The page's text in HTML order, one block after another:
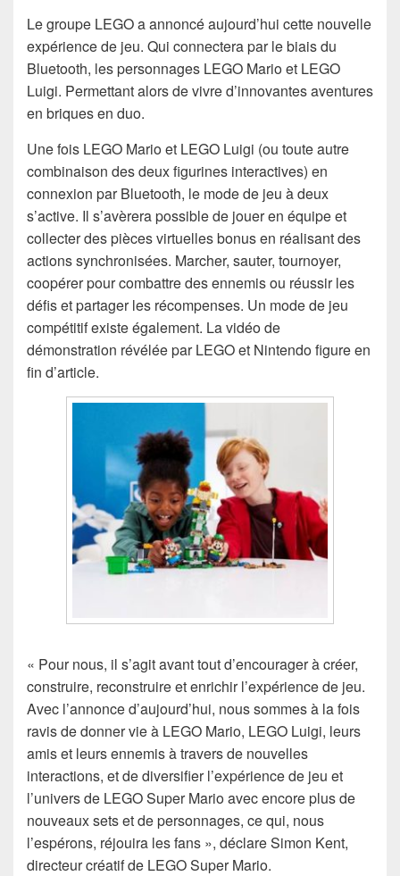
Le groupe LEGO a annoncé aujourd’hui cette nouvelle
expérience de jeu. Qui connectera par le biais du
Bluetooth, les personnages LEGO Mario et LEGO
Luigi. Permettant alors de vivre d’innovantes aventures
en briques en duo.
Une fois LEGO Mario et LEGO Luigi (ou toute autre
combinaison des deux figurines interactives) en
connexion par Bluetooth, le mode de jeu à deux
s’active. Il s’avèrera possible de jouer en équipe et
collecter des pièces virtuelles bonus en réalisant des
actions synchronisées. Marcher, sauter, tournoyer,
coopérer pour combattre des ennemis ou réussir les
défis et partager les récompenses. Un mode de jeu
compétitif existe également. La vidéo de
démonstration révélée par LEGO et Nintendo figure en
fin d’article.
« Pour nous, il s’agit avant tout d’encourager à créer,
construire, reconstruire et enrichir l’expérience de jeu.
Avec l’annonce d’aujourd’hui, nous sommes à la fois
ravis de donner vie à LEGO Mario, LEGO Luigi, leurs
amis et leurs ennemis à travers de nouvelles
interactions, et de diversifier l’expérience de jeu et
l’univers de LEGO Super Mario avec encore plus de
nouveaux sets et de personnages, ce qui, nous
l’espérons, réjouira les fans », déclare Simon Kent,
directeur créatif de LEGO Super Mario.